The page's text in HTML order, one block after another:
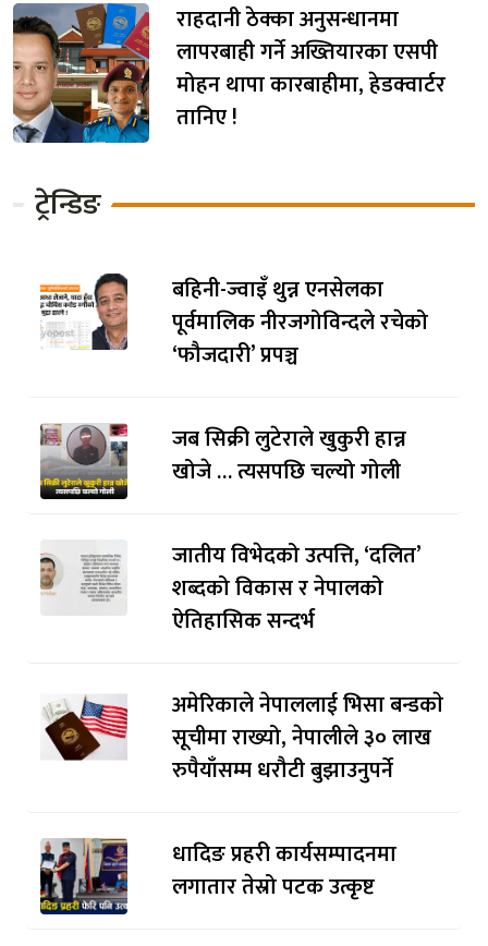
राहदानी ठेक्का अनुसन्धानमा
लापरबाही गर्ने अख्तियारका एसपी
मोहन थापा कारबाहीमा, हेडक्वार्टर
तानिए !
ट्रेन्डिङ
बहिनी-ज्वाइँ थुन्न एनसेलका
पूर्वमालिक नीरजगोविन्दले रचेको
‘फौजदारी’ प्रपञ्च
जब सिक्री लुटेराले खुकुरी हान्न
खोजे … त्यसपछि चल्यो गोली
जातीय विभेदको उत्पत्ति, ‘दलित’
शब्दको विकास र नेपालको
ऐतिहासिक सन्दर्भ
अमेरिकाले नेपाललाई भिसा बन्डकाे
सूचीमा राख्यो, नेपालीले ३० लाख
रुपैयाँसम्म धरौटी बुझाउनुपर्ने
धादिङ प्रहरी कार्यसम्पादनमा
लगातार तेस्रो पटक उत्कृष्ट